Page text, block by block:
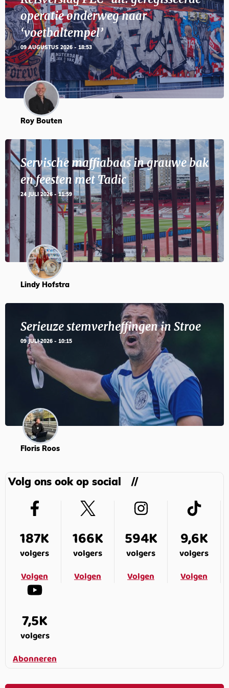
operatie onderweg naar
‘voetbaltempel’
09 AUGUSTUS 2026 - 18:53
Roy Bouten
Servische maffiabaas in grauwe bak
en feesten met Tadic
24 JULI 2026 - 11:59
Lindy Hofstra
Serieuze stemverheffingen in Stroe
09 JULI 2026 - 10:15
Floris Roos
Volg ons ook op social
187K
volgers
Volgen
166K
volgers
Volgen
594K
volgers
Volgen
9,6K
volgers
Volgen
7,5K
volgers
Abonneren